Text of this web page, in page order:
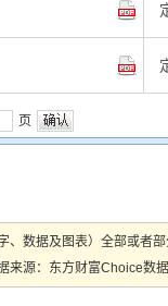
页
数据及图表）全部或者
源：东方财富Choice数据